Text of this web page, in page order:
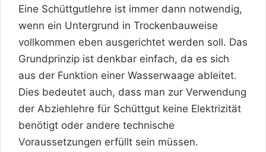
Eine Schüttgutlehre ist immer dann notwendig,
wenn ein Untergrund in Trockenbauweise
vollkommen eben ausgerichtet werden soll. Das
Grundprinzip ist denkbar einfach, da es sich
aus der Funktion einer Wasserwaage ableitet.
Dies bedeutet auch, dass man zur Verwendung
der Abziehlehre für Schüttgut keine Elektrizität
benötigt oder andere technische
Voraussetzungen erfüllt sein müssen.